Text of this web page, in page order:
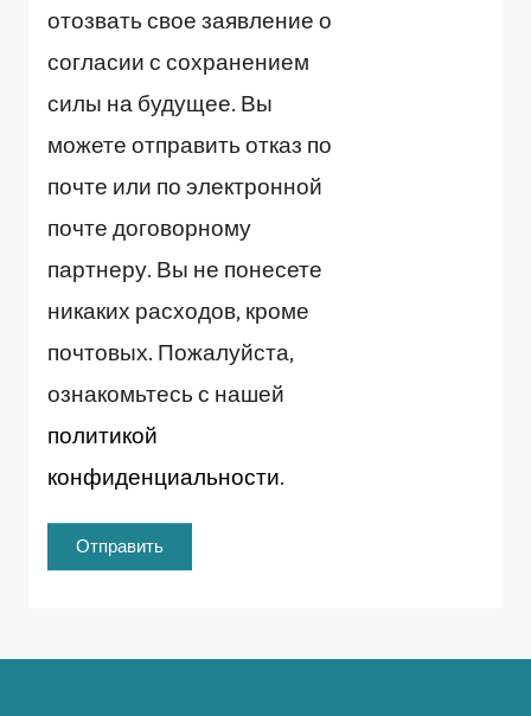
отозвать свое заявление о
согласии с сохранением
силы на будущее. Вы
можете отправить отказ по
почте или по электронной
почте договорному
партнеру. Вы не понесете
никаких расходов, кроме
почтовых. Пожалуйста,
ознакомьтесь с нашей
политикой
конфиденциальности.
Отправить